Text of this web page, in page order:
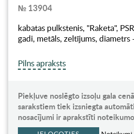
№ 13904
kabatas pulkstenis, "Raketa",
gadi, metāls, zeltījums,
Pilns apraksts
Piekļuve noslēgto izsoļu gala
sarakstiem tiek izsniegta
nosacījumi ir aprakstīti